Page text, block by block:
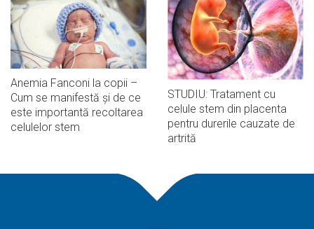
Anemia Fanconi la copii –
Cum se manifestă și de ce
este importantă recoltarea
celulelor stem
STUDIU: Tratament cu
celule stem din placenta
pentru durerile cauzate de
artrită